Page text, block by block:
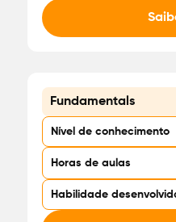
Fundamentals
Nível de conhecimento
Horas de aulas
Habilidade